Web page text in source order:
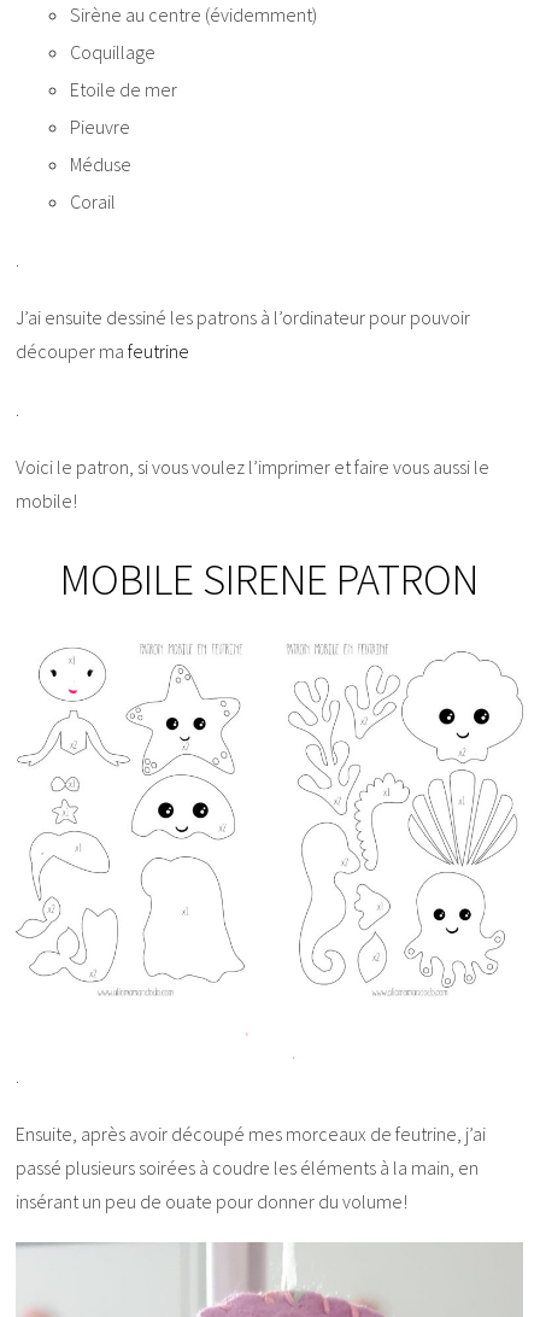
Sirène au centre (évidemment)
Coquillage
Etoile de mer
Pieuvre
Méduse
Corail
J’ai ensuite dessiné les patrons à l’ordinateur pour pouvoir
découper mafeutrine
Voici le patron, si vous voulez l’imprimer et faire vous aussi le
mobile!
MOBILE SIRENE PATRON
Ensuite, après avoir découpé mes morceaux de feutrine, j’ai
passé plusieurs soirées à coudre les éléments à la main, en
insérant un peu de ouate pour donner du volume!